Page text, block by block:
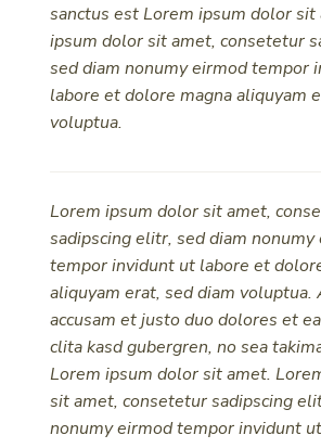
sanctus est Lorem ipsum dolor sit
ipsum dolor sit amet, consetetur
sed diam nonumy eirmod tempor
labore et dolore magna aliquyam
voluptua.
Lorem ipsum dolor sit amet,
sadipscing elitr, sed diam nonumy
tempor invidunt ut labore et
aliquyam erat, sed diam voluptua.
accusam et justo duo dolores et
clita kasd gubergren, no sea
Lorem ipsum dolor sit amet.
sit amet, consetetur sadipscing
nonumy eirmod tempor invidunt